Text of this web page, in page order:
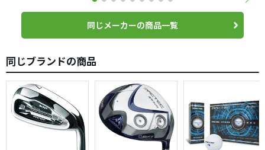
同じメーカーの商品一覧
同じブランドの商品